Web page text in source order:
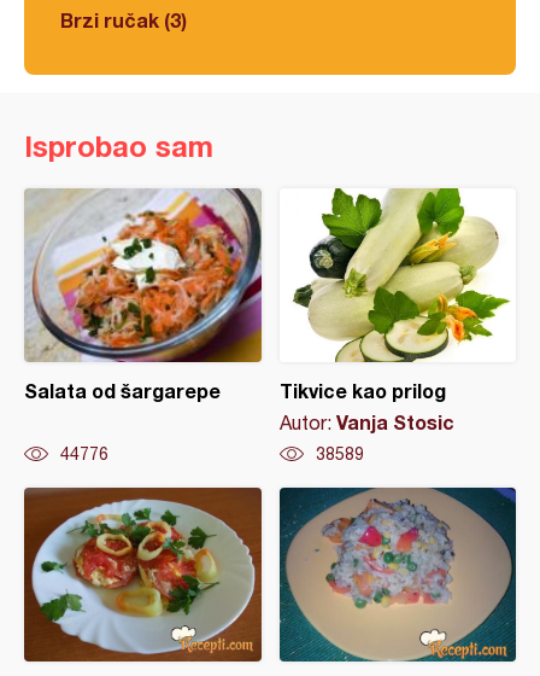
Brzi ručak (3)
Isprobao sam
Salata od šargarepe
44776
Tikvice kao prilog
Autor: Vanja Stosic
38589